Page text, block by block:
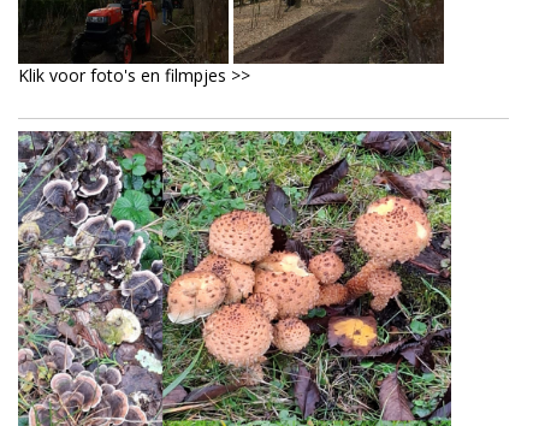
Klik voor foto's en filmpjes >>